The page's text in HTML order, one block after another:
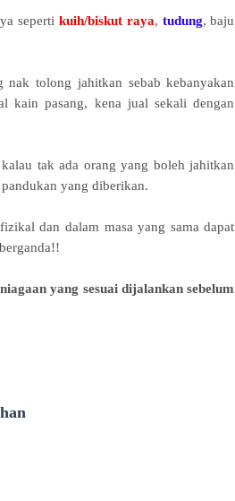
seperti kuih/biskut raya, tudung,baju
tolong jahitkan sebab kebanyakan
kain pasang, kena jual sekali dengan
tak ada orang yang boleh jahitkan
yang diberikan.
dan dalam masa yang sama dapat
yang sesuai dijalankan sebelum